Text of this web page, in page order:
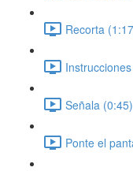
Recorta
Señala (0:45)
Ponte el